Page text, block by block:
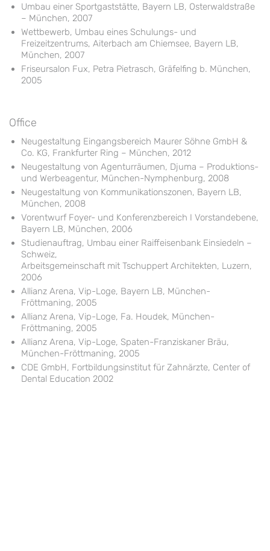
Umbau einer Sportgaststätte, Bayern LB, Osterwaldstraße
– München, 2007
Wettbewerb, Umbau eines Schulungs- und
Freizeitzentrums, Aiterbach am Chiemsee, Bayern LB,
München, 2007
Friseursalon Fux, Petra Pietrasch, Gräfelfing b. München,
2005
Office
Neugestaltung Eingangsbereich Maurer Söhne GmbH &
Co. KG, Frankfurter Ring – München, 2012
Neugestaltung von Agenturräumen, Djuma – Produktions-
und Werbeagentur, München-Nymphenburg, 2008
Neugestaltung von Kommunikationszonen, Bayern LB,
München, 2008
Vorentwurf Foyer- und Konferenzbereich I Vorstandebene,
Bayern LB, München, 2006
Studienauftrag, Umbau einer Raiffeisenbank Einsiedeln –
Schweiz,
Arbeitsgemeinschaft mit Tschuppert Architekten, Luzern,
2006
Allianz Arena, Vip-Loge, Bayern LB, München-
Fröttmaning, 2005
Allianz Arena, Vip-Loge, Fa. Houdek, München-
Fröttmaning, 2005
Allianz Arena, Vip-Loge, Spaten-Franziskaner Bräu,
München-Fröttmaning, 2005
CDE GmbH, Fortbildungsinstitut für Zahnärzte, Center of
Dental Education 2002